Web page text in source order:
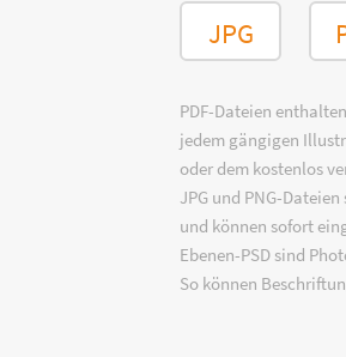
JPG
PDF-Dateien
jedem gängigen
oder dem kostenlos
JPG und PNG-
und können sofort
Ebenen-PSD sind
So können